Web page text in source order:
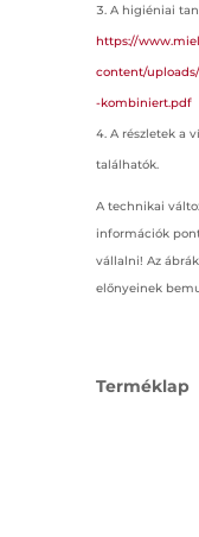
A higiéniai
https://
content/
-kombiniert.pdf
A részletek a
találhatók.
A technikai
információk
vállalni! Az
előnyeinek
Terméklap